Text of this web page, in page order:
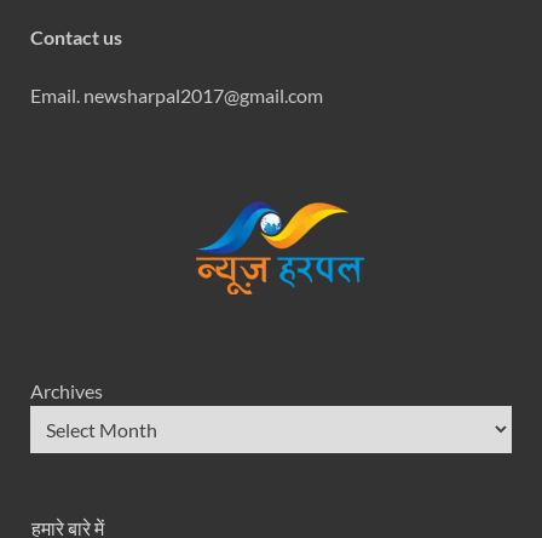
Contact us
Email. newsharpal2017@gmail.com
Archives
हमारे बारे में